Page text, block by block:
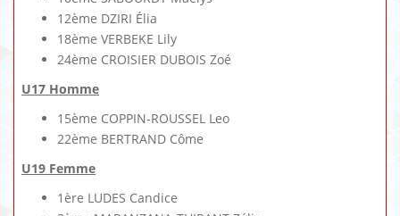
12ème DZIRI Élia
18ème VERBEKE Lily
24ème CROISIER DUBOIS Zoé
U17 Homme
15ème COPPIN-ROUSSEL Leo
22ème BERTRAND Côme
U19 Femme
1ère LUDES Candice